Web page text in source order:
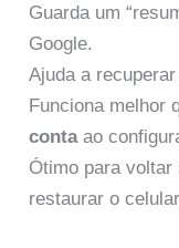
Guarda um
Google.
Ajuda a
Funciona melhor
contaao
Ótimo para voltar
restaurar o